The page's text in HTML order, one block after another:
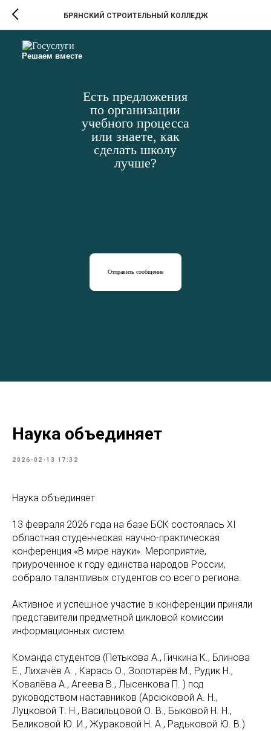
Решаем вместе
Есть предложения
по организации
учебного процесса
или знаете, как
сделать школу
лучше?
Отправить сообщение
БРЯНСКИЙ СТРОИТЕЛЬНЫЙ КОЛЛЕДЖ
Наука объединяет
2026-02-13 17:32
Наука объединяет
13 февраля 2026 года на базе БСК состоялась XI
областная студенческая научно-практическая
конференция «В мире науки». Мероприятие,
приуроченное к году единства народов России,
собрало талантливых студентов со всего региона.
Активное и успешное участие в конференции приняли
представители предметной цикловой комиссии
информационных систем.
Команда студентов (Петькова А., Гичкина К., Блинова
Е., Лихачёв А. , Карась О., Золотарёв М., Рудик Н.,
Ковалёва А., Агеева В., Лысенкова П. ) под
руководством наставников (Арсюковой А. Н.,
Луцковой Т. Н., Васильцовой О. В., Быковой Н. Н.,
Беликовой Ю. И., Жураковой Н. А., Радьковой Ю. В.)